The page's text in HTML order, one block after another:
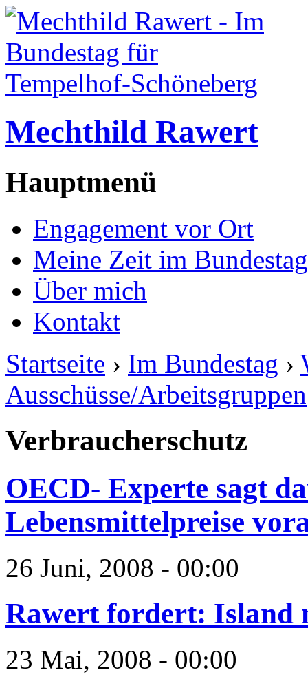
Mechthild Rawert
Hauptmenü
Engagement vor Ort
Meine Zeit im Bundestag
Über mich
Kontakt
Startseite › Im Bundestag ›
Ausschüsse/Arbeitsgruppen
Verbraucherschutz
OECD- Experte sagt
Lebensmittelpreise
26 Juni, 2008 - 00:00
Rawert fordert: Island
23 Mai, 2008 - 00:00